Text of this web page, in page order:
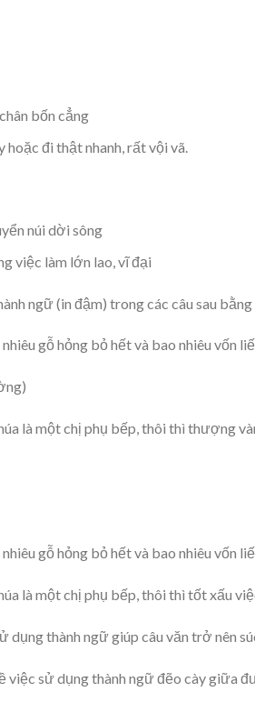
bốn cẳng
hoặc đi thật nhanh, rất vội vã.
núi dời sông
việc làm lớn lao, vĩ đại
ngữ (in đậm) trong các câu sau
gỗ hỏng bỏ hết và bao nhiêu vốn
là một chị phụ bếp, thôi thì thượng
gỗ hỏng bỏ hết và bao nhiêu vốn
là một chị phụ bếp, thôi thì tốt xấu
dụng thành ngữ giúp câu văn trở nên
việc sử dụng thành ngữ đẽo cày giữa